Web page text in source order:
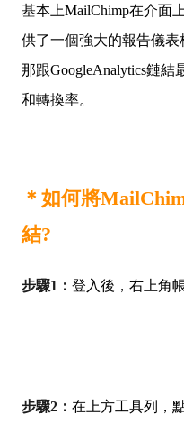
基本上MailChimp在介面
供了一個強大的報告儀表
那跟GoogleAnalytics鏈
和轉換率。
＊如何將
結?
步驟1： 登入後，右上角
步驟2： 在上方工具列，